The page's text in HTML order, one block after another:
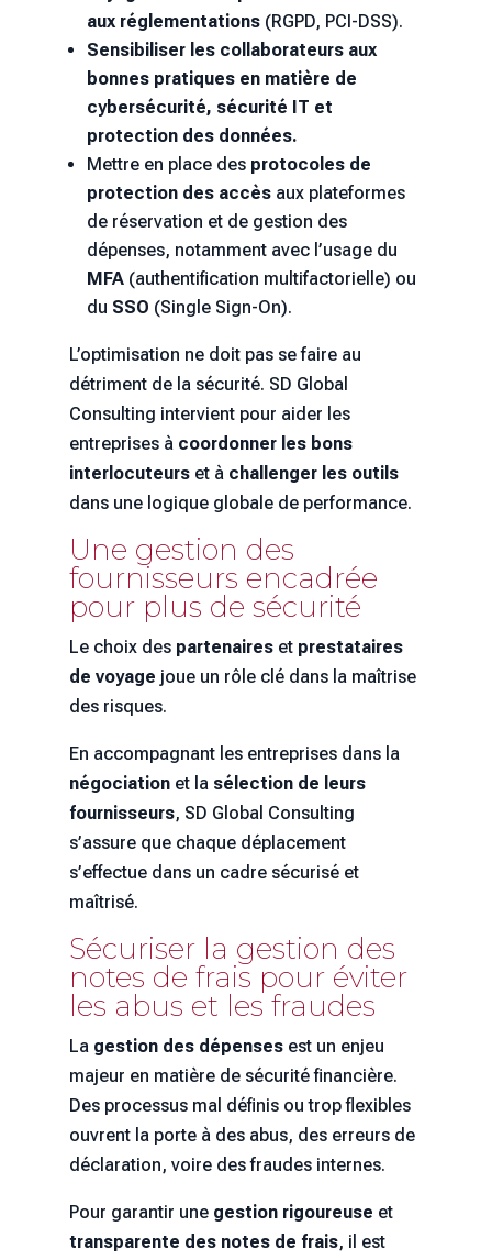
aux réglementations(RGPD, PCI-DSS).
Sensibiliser les collaborateurs aux
bonnes pratiques en matière de
cybersécurité, sécurité IT et
protection des données.
Mettre en place des protocoles de
protection des accèsaux plateformes
de réservation et de gestion des
dépenses, notamment avec l’usage du
MFA(authentification multifactorielle) ou
du SSO (Single Sign-On).
L’optimisation ne doit pas se faire au
détriment de la sécurité. SD Global
Consulting intervient pour aider les
entreprises à coordonner les bons
interlocuteurset à challenger les outils
dans une logique globale de performance.
Une gestion des
fournisseurs encadrée
pour plus de sécurité
Le choix des partenaireset prestataires
de voyage joue un rôle clé dans la maîtrise
des risques.
En accompagnant les entreprises dans la
négociationet la sélection de leurs
fournisseurs, SD Global Consulting
s’assure que chaque déplacement
s’effectue dans un cadre sécurisé et
maîtrisé.
Sécuriser la gestion des
notes de frais pour éviter
les abus et les fraudes
La gestion des dépensesest un enjeu
majeur en matière de sécurité financière.
Des processus mal définis ou trop flexibles
ouvrent la porte à des abus, des erreurs de
déclaration, voire des fraudes internes.
Pour garantir une gestion rigoureuse et
transparente des notes de frais, il est